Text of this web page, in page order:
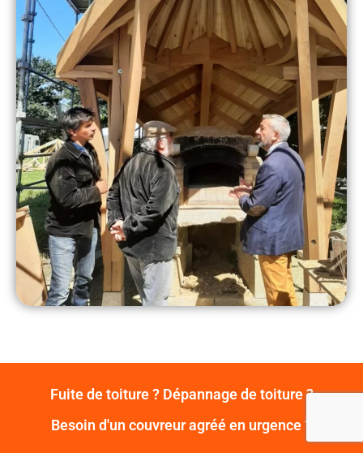
Fuite de toiture ? Dépannage de toiture ?
Besoin d'un couvreur agréé en urgence ?